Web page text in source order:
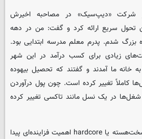
شرکت «دیپ‌سیک» در مصاحبه اخیرش
تحول سریع ارائه کرد و گفت: من در دهه
بزرگ شدم. پدرم معلم مدرسه ابتدایی بود.
فرصت‌های زیادی برای کسب درآمد در این شهر
به خانه ما آمدند و گفتند که تحصیل بیهوده
کاملاً تغییر کرده است. چون پول درآوردن
در یک نسل مانند تاکسی تغییر کرده
او افزود: در آینده، نوآوری سخت‌هسته یا hardcore اهمیت فزاینده‌ای پیدا